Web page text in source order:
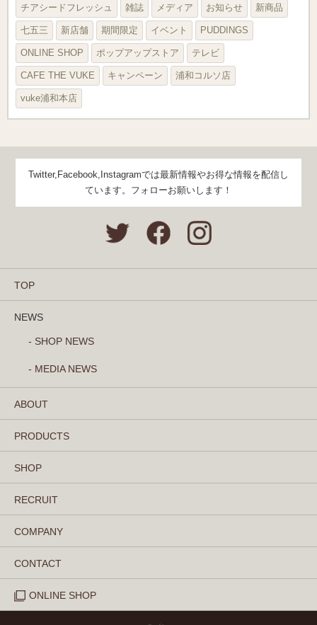
チアシードフレッシュ 雑誌 メディア お知らせ 新商品
七五三 新店舗 期間限定 イベント PUDDINGS
ONLINE SHOP ポップアップストア テレビ
CAFE THE VUKE キャンペーン 浦和コルソ店
vuke浦和本店
Twitter,Facebook,Instagramでは最新情報やお得な情報を配信し
ています。フォローお願いします！
TOP
NEWS
- SHOP NEWS
- MEDIA NEWS
ABOUT
PRODUCTS
SHOP
RECRUIT
COMPANY
CONTACT
ONLINE SHOP